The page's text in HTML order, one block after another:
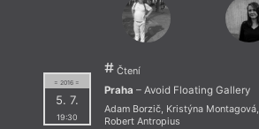
= 2016 =
5. 7.
19:30
Čtení
Praha – Avoid Floating Gallery
Adam Borzič, Kristýna Montagová,
Robert Antropius